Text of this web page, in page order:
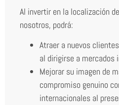
Al invertir en la localización
nosotros, podrá:
Atraer a nuevos
al dirigirse a mercados
Mejorar su imagen de
compromiso genuino
internacionales al